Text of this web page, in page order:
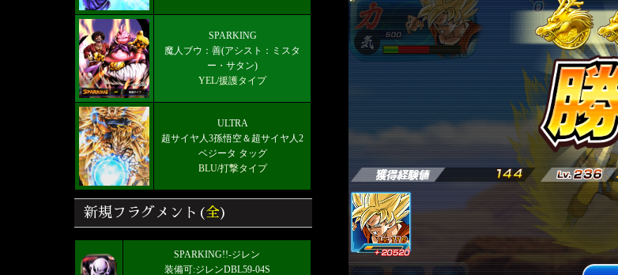
SPARKING
魔人ブウ：善(アシスト：ミスタ
ー・サタン)
YEL/援護タイプ
ULTRA
超サイヤ人3孫悟空＆超サイヤ人2
ベジータ タッグ
BLU/打撃タイプ
新規フラグメント(全)
SPARKING!!-ジレン
装備可:ジレンDBL59-04S